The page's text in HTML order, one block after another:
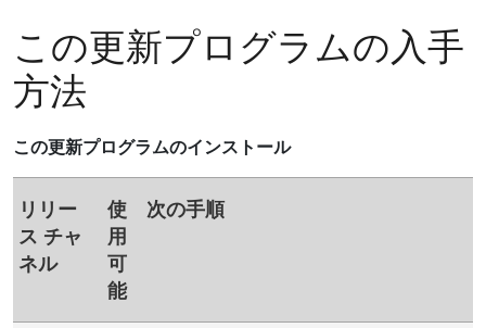
この更新プログラムの入手
方法
この更新プログラムのインストール
リリー
ス チャ
ネル
使
用
可
能
次の手順